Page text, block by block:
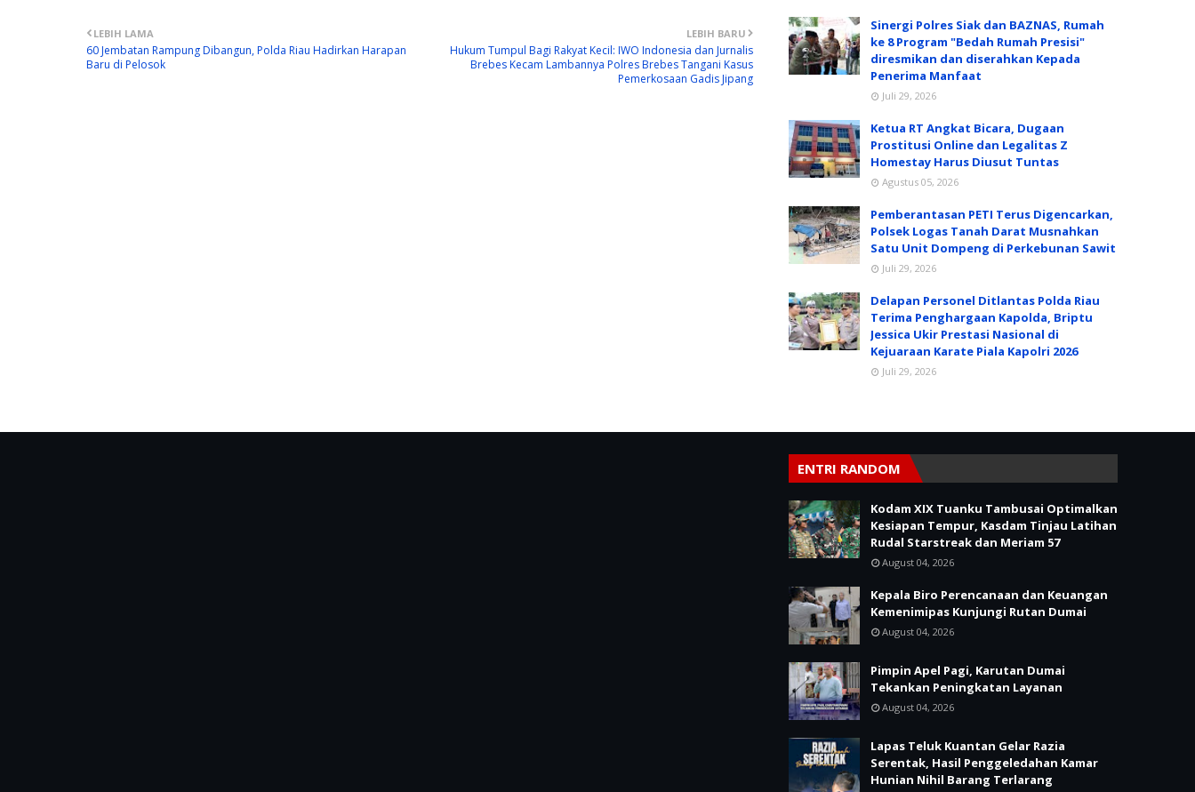
LEBIH BARU
Hukum Tumpul Bagi Rakyat Kecil: IWO Indonesia dan Jurnalis
Brebes Kecam Lambannya Polres Brebes Tangani Kasus
Pemerkosaan Gadis Jipang
LEBIH LAMA
60 Jembatan Rampung Dibangun, Polda Riau Hadirkan Harapan
Baru di Pelosok
Sinergi Polres Siak dan BAZNAS, Rumah
ke 8 Program "Bedah Rumah Presisi"
diresmikan dan diserahkan Kepada
Penerima Manfaat
Juli 29, 2026
Ketua RT Angkat Bicara, Dugaan
Prostitusi Online dan Legalitas Z
Homestay Harus Diusut Tuntas
Agustus 05, 2026
Pemberantasan PETI Terus Digencarkan,
Polsek Logas Tanah Darat Musnahkan
Satu Unit Dompeng di Perkebunan Sawit
Juli 29, 2026
Delapan Personel Ditlantas Polda Riau
Terima Penghargaan Kapolda, Briptu
Jessica Ukir Prestasi Nasional di
Kejuaraan Karate Piala Kapolri 2026
Juli 29, 2026
ENTRI RANDOM
Kodam XIX Tuanku Tambusai Optimalkan
Kesiapan Tempur, Kasdam Tinjau Latihan
Rudal Starstreak dan Meriam 57
August 04, 2026
Kepala Biro Perencanaan dan Keuangan
Kemenimipas Kunjungi Rutan Dumai
August 04, 2026
Pimpin Apel Pagi, Karutan Dumai
Tekankan Peningkatan Layanan
August 04, 2026
Lapas Teluk Kuantan Gelar Razia
Serentak, Hasil Penggeledahan Kamar
Hunian Nihil Barang Terlarang